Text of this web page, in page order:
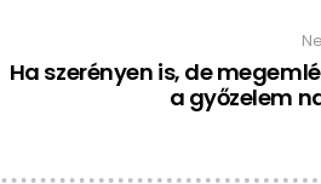
Ha szerényen is, de
a győzelem